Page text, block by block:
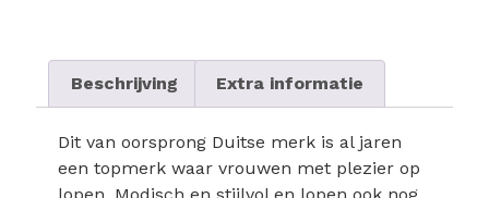
Beschrijving Extra informatie
Dit van oorsprong Duitse merk is al jaren
een topmerk waar vrouwen met plezier op
lopen. Modisch en stijlvol en lopen ook nog